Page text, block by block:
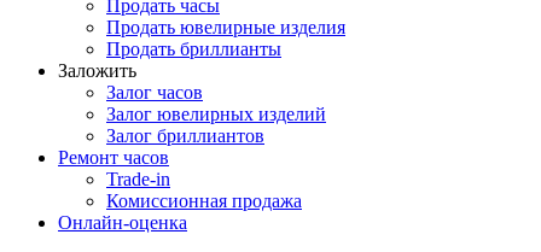
Продать часы
Продать ювелирные изделия
Продать бриллианты
Заложить
Залог часов
Залог ювелирных изделий
Залог бриллиантов
Ремонт часов
Trade-in
Комиссионная продажа
Онлайн-оценка